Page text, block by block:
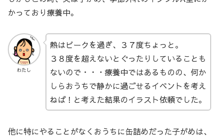
かっており療養中。
わたし
熱はピークを過ぎ、３７度ちょっと。
３８度を超えないとぐったりしていることも
ないので・・・療養中ではあるものの、何か
しらおうちで静かに過ごせるイベントを考え
ねば！と考えた結果のイラスト依頼でした。
他に特にやることがなくおうちに缶詰めだった子がめは、